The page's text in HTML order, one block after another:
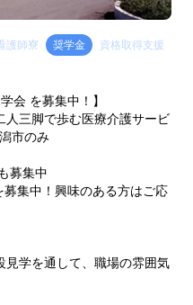
護師寮 奨学金
資格取得支援
会 を募集中！】
人三脚で歩む医療介護サービ
市のみ
募集中
集中！興味のある方はご応
学を通して、職場の雰囲気